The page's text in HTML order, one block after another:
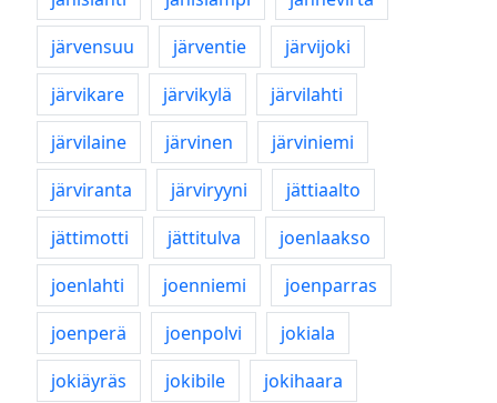
järvensuu
järventie
järvijoki
järvikare
järvikylä
järvilahti
järvilaine
järvinen
järviniemi
järviranta
järviryyni
jättiaalto
jättimotti
jättitulva
joenlaakso
joenlahti
joenniemi
joenparras
joenperä
joenpolvi
jokiala
jokiäyräs
jokibile
jokihaara